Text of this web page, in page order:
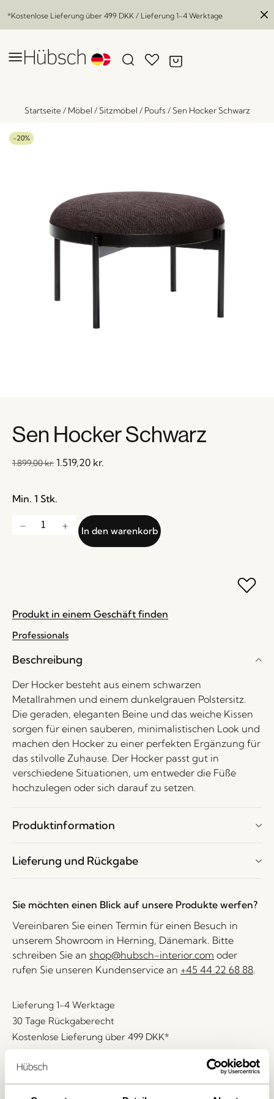
*Kostenlose Lieferung über 499 DKK / Lieferung 1-4 Werktage
Startseite/ Möbel / Sitzmöbel / Poufs / Sen Hocker Schwarz
-20%
Sen Hocker Schwarz
1.899,00kr. 1.519,20 kr.
Min. 1 Stk.
In den warenkorb
Produkt in einem Geschäft finden
Professionals
Beschreibung
Der Hocker besteht aus einem schwarzen
Metallrahmen und einem dunkelgrauen Polstersitz.
Die geraden, eleganten Beine und das weiche Kissen
sorgen für einen sauberen, minimalistischen Look und
machen den Hocker zu einer perfekten Ergänzung für
das stilvolle Zuhause. Der Hocker passt gut in
verschiedene Situationen, um entweder die Füße
hochzulegen oder sich darauf zu setzen.
Produktinformation
Lieferung und Rückgabe
Sie möchten einen Blick auf unsere Produkte werfen?
Vereinbaren Sie einen Termin für einen Besuch in
unserem Showroom in Herning, Dänemark. Bitte
schreiben Sie an shop@hubsch-interior.com oder
rufen Sie unseren Kundenservice an +45 44 22 68 88.
Lieferung 1-4 Werktage
30 Tage Rückgaberecht
Kostenlose Lieferung über 499 DKK*